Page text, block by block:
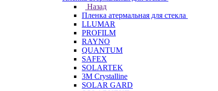
Назад
Пленка атермальная для стекла
LLUMAR
PROFILM
RAYNO
QUANTUM
SAFEX
SOLARTEK
3M Crystalline
SOLAR GARD